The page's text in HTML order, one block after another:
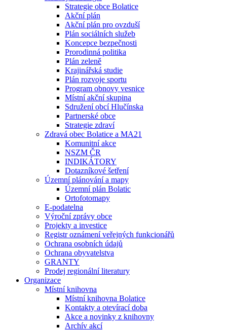
Strategie obce Bolatice
Akční plán
Akční plán pro ovzduší
Plán sociálních služeb
Koncepce bezpečnosti
Prorodinná politika
Plán zeleně
Krajinářská studie
Plán rozvoje sportu
Program obnovy vesnice
Místní akční skupina
Sdružení obcí Hlučínska
Partnerské obce
Strategie zdraví
Zdravá obec Bolatice a MA21
Komunitní akce
NSZM ČR
INDIKÁTORY
Dotazníkové šetření
Územní plánování a mapy
Územní plán Bolatic
Ortofotomapy
E-podatelna
Výroční zprávy obce
Projekty a investice
Registr oznámení veřejných funkcionářů
Ochrana osobních údajů
Ochrana obyvatelstva
GRANTY
Prodej regionální literatury
Organizace
Místní knihovna
Místní knihovna Bolatice
Kontakty a otevírací doba
Akce a novinky z knihovny
Archív akcí